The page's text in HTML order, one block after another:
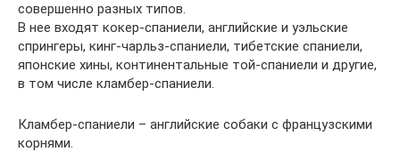
совершенно разных типов.
В нее входят кокер-спаниели, английские и уэльские
спрингеры, кинг-чарльз-спаниели, тибетские спаниели,
японские хины, континентальные той-спаниели и другие,
в том числе кламбер-спаниели.
Кламбер-спаниели – английские собаки с французскими
корнями.